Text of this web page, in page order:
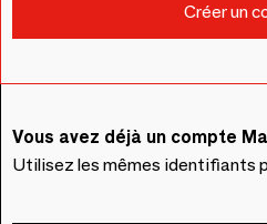
Vous avez déjà un compte
Utilisez les mêmes identifiants